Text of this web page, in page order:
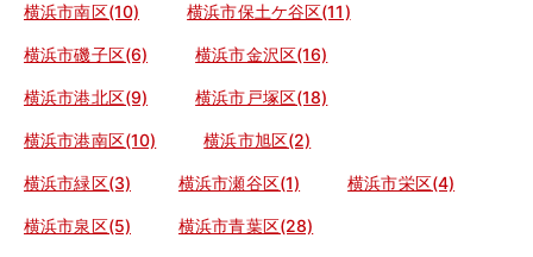
横浜市南区(10) 横浜市保土ケ谷区(11)
横浜市磯子区(6) 横浜市金沢区(16)
横浜市港北区(9) 横浜市戸塚区(18)
横浜市港南区(10) 横浜市旭区(2)
横浜市緑区(3) 横浜市瀬谷区(1) 横浜市栄区(4)
横浜市泉区(5) 横浜市青葉区(28)